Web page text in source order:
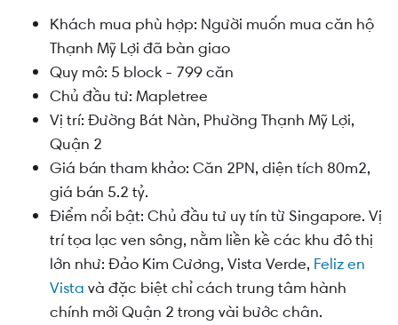
Khách mua phù hợp: Người muốn mua căn hộ
Thạnh Mỹ Lợi đã bàn giao
Quy mô: 5 block - 799 căn
Chủ đầu tư: Mapletree
Vị trí: Đường Bát Nàn, Phường Thạnh Mỹ Lợi,
Quận 2
Giá bán tham khảo: Căn 2PN, diện tích 80m2,
giá bán 5.2 tỷ.
Điểm nổi bật: Chủ đầu tư uy tín từ Singapore. Vị
trí tọa lạc ven sông, nằm liền kề các khu đô thị
lớn như: Đảo Kim Cương, Vista Verde, Feliz en
Vista và đặc biệt chỉ cách trung tâm hành
chính mới Quận 2 trong vài bước chân.